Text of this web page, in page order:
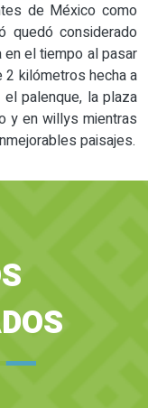
de México como
quedó considerado
en el tiempo al pasar
2 kilómetros hecha a
palenque, la plaza
y en willys mientras
paisajes.